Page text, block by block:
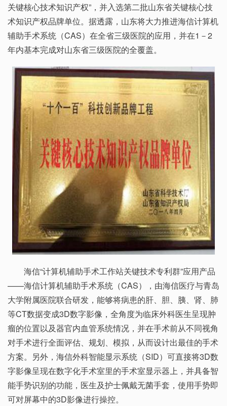
关键核心技术知识产权”，并入选第二批山东省关键核心技
术知识产权品牌单位。据透露，山东将大力推进海信计算机
辅助手术系统（CAS）在全省三级医院的应用，并在1－2
年内基本完成对山东省三级医院的全覆盖。
海信“计算机辅助手术工作站关键技术专利群”应用产品
——海信计算机辅助手术系统（CAS），由海信医疗与青岛
大学附属医院联合研发，能够将病患的肝、胆、胰、肾、肺
等CT数据变成3D数字影像，全角度为临床外科医生呈现肿
瘤的位置以及器官内血管系统情况，并在手术前从不同视角
对手术进行全面评估、规划、模拟，从而设计出最佳的手术
方案。另外，海信外科智能显示系统（SID）可直接将3D数
字影像呈现在数字化手术室里的手术室显示器上，并具备智
能手势识别的功能，医生及护士佩戴无菌手套，使用手势即
可对屏幕中的3D影像进行操控。